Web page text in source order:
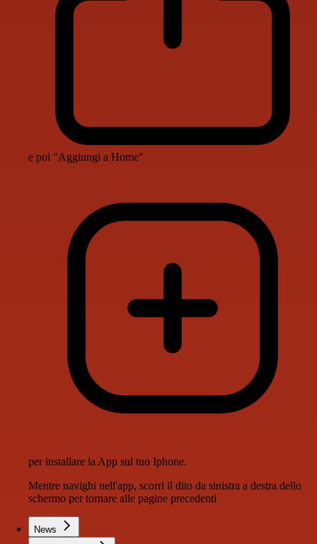
e poi "Aggiungi a Home"
per installare la App sul tuo Iphone.
Mentre navighi nell'app, scorri il dito da sinistra a destra dello
schermo per tornare alle pagine precedenti
News